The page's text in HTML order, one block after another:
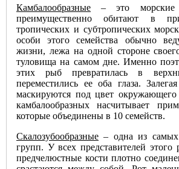
Камбалообразные – это морские
преимущественно обитают в
тропических и субтропических
особи этого семейства обычно
жизни, лежа на одной стороне
туловища на самом дне. Именно
этих рыб превратилась в
переместились ее оба глаза.
маскируются под цвет
камбалообразных насчитывает
которые объединены в 10 семейств.
Скалозубообразные – одна из
групп. У всех представителей
предчелюстные кости плотно